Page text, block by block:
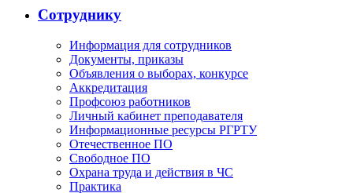
Сотруднику
Информация для сотрудников
Документы, приказы
Объявления о выборах, конкурсе
Аккредитация
Профсоюз работников
Личный кабинет преподавателя
Информационные ресурсы РГРТУ
Отечественное ПО
Свободное ПО
Охрана труда и действия в ЧС
Практика